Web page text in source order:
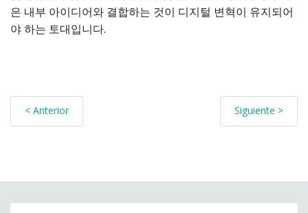
은 내부 아이디어와 결합하는 것이 디지털 변혁이 유지되어
야 하는 토대입니다.
< Anterior Siguiente >